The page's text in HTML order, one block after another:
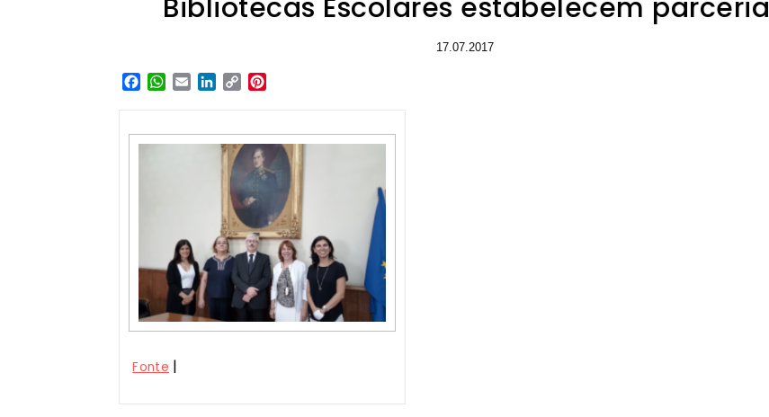
Bibliotecas Escolares estabelecem parceria
17.07.2017
Facebook
WhatsApp
EmailLinkedIn
Copy
Fonte |